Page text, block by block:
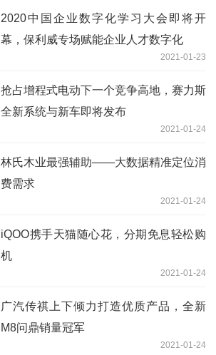
2020中国企业数字化学习大会即将开
幕，保利威专场赋能企业人才数字化
2021-01-23
抢占增程式电动下一个竞争高地，赛力斯
全新系统与新车即将发布
2021-01-24
林氏木业最强辅助——大数据精准定位消
费需求
2021-01-24
iQOO携手天猫随心花，分期免息轻松购
机
2021-01-24
广汽传祺上下倾力打造优质产品，全新
M8问鼎销量冠军
2021-01-24